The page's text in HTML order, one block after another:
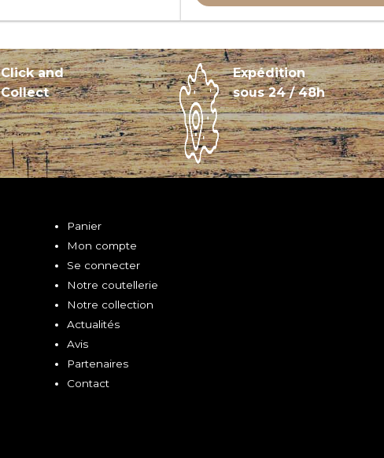
Click and
Collect
Expédition
sous 24 / 48h
Panier
Mon compte
Se connecter
Notre coutellerie
Notre collection
Actualités
Avis
Partenaires
Contact